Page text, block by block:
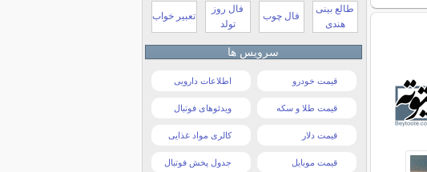
طالع بینی
هندی
فال چوب
فال روز
تولد
تعبیر خواب
سرویس ها
قیمت خودرو اطلاعات دارویی
قیمت طلا و سکه ویدئوهای فوتبال
قیمت دلار کالری مواد غذایی
قیمت موبایل جدول پخش فوتبال